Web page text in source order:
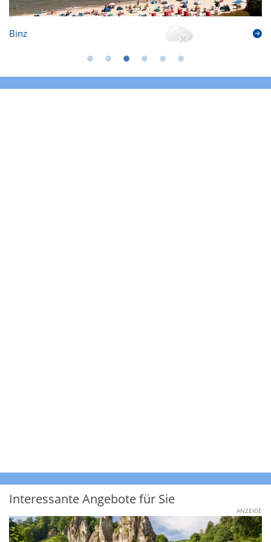
Binz
Interessante Angebote für Sie
ANZEIGE